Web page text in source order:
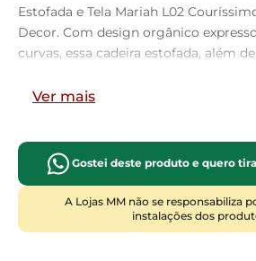
Estofada e Tela Mariah L02
Decor. Com design orgânico
curvas, essa cadeira estofada, além
conforto e bem-estar durante as
gourmet, já que detalhes como
maciça e encosto com tela
entre si, criando uma cadeira de
Ver mais
Gostei deste produto e quero
A Lojas MM não se responsabiliza
instalações dos